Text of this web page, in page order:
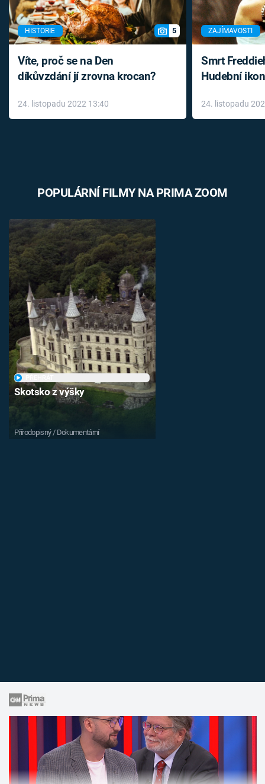
HISTORIE 5
Víte, proč se na Den
díkůvzdání jí zrovna krocan?
24. listopadu 2022 13:40
ZAJÍMAVOSTI
Smrt
Hudební
léky
24. listopadu
POPULÁRNÍ FILMY NA PRIMA ZOOM
Skotsko z výšky
Přírodopisný / Dokumentární